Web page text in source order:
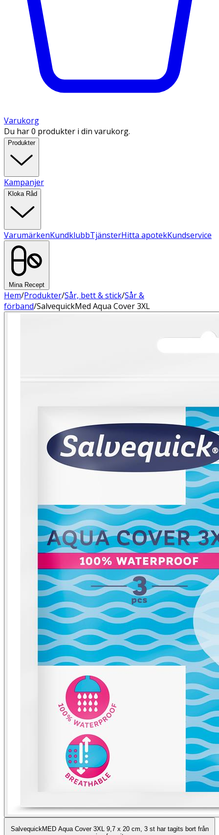
Varukorg
Du har 0 produkter i din varukorg.
Produkter
Kampanjer
Kloka Råd
VarumärkenKundklubbTjänsterHitta apotekKundservice
Mina Recept
Hem/Produkter/Sår, bett & stick/Sår &
förband/SalvequickMed Aqua Cover 3XL
SalvequickMED Aqua Cover 3XL 9,7 x 20 cm, 3 st har tagits bort från